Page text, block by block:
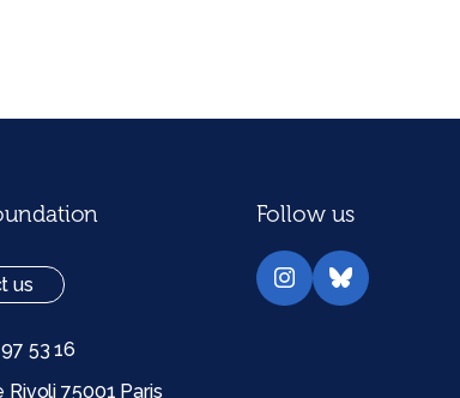
us
53 16
Rivoli 75001 Paris
Follow us
Instagram
Bluesky